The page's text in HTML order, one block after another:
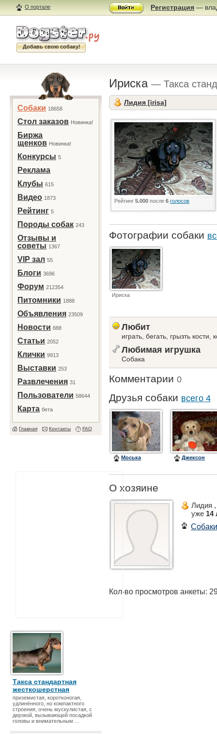
О портале Регистрация —
Добавь свою собаку!
Собаки 18658
Стол заказов Новинка!
Биржа
щенков Новинка!
Конкурсы 5
Реклама
Клубы 615
Видео 1873
Рейтинг 5
Породы собак 243
Отзывы и
советы 1367
VIP зал 55
Блоги 3696
Форум 212354
Питомники 1888
Объявления 23509
Новости 888
Статьи 2052
Клички 9913
Выставки 253
Развлечения 31
Пользователи 58644
Карта бета
Главная Контакты FAQ
Такса стандартная
жесткошерстная
приземистая, коротконогая,
удлинённого, но компактного
строения, очень мускулистая, с
дерзкой, вызывающей посадкой
головы и внимательным ...
Ириска — Такса
Лидия [irisa]
Рейтинг 5.000 после 6 голосов
Фотографии собаки
Ириска
Любит
играть, бегать, грызть
Любимая игрушка
Собака
Комментарии 0
Друзья собаки всего 4
Моська Джексон
О хозяине
Лидия
уже 14
Собаки
Кол-во просмотров анкеты: